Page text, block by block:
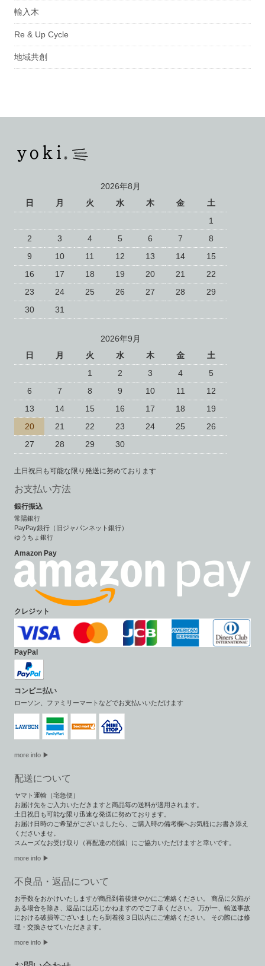
輸入木
Re & Up Cycle
地域共創
2026年8月
日
月 火 水 木 金
土
1
2
3 4 5 6 7
8
9
10 11 12 13 14
15
16
17 18 19 20 21
22
23
24 25 26 27 28
29
30
31
2026年9月
日
月 火 水 木 金
土
1
2 3 4
5
6
7 8 9 10 11
12
13
14 15 16 17 18
19
20
21 22 23 24 25
26
27
28 29 30
土日祝日も可能な限り発送に努めております
お支払い方法
銀行振込
常陽銀行
PayPay銀行（旧ジャパンネット銀行）
ゆうちょ銀行
Amazon Pay
クレジット
PayPal
コンビニ払い
ローソン、ファミリーマートなどでお支払いいただけます
more info ▶
配送について
ヤマト運輸（宅急便）
お届け先をご入力いただきますと商品毎の送料が適用されます。
土日祝日も可能な限り迅速な発送に努めております。
お届け日時のご希望がございましたら、ご購入時の備考欄へお気軽にお書き添え
くださいませ。
スムーズなお受け取り（再配達の削減）にご協力いただけますと幸いです。
more info ▶︎
不良品・返品について
お手数をおかけいたしますが商品到着後速やかにご連絡ください。 商品に欠陥が
ある場合を除き、返品には応じかねますのでご了承ください。 万が一、輸送事故
における破損等ございましたら到着後３日以内にご連絡ください。 その際には修
理・交換させていただきます。
more info ▶